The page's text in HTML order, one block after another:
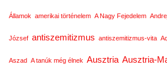
Államok amerikai történelem A Nagy Fejedelem
József antiszemitizmus antiszemitizmus-vita
Aszad A tanúk még élnek Ausztria Ausztria-